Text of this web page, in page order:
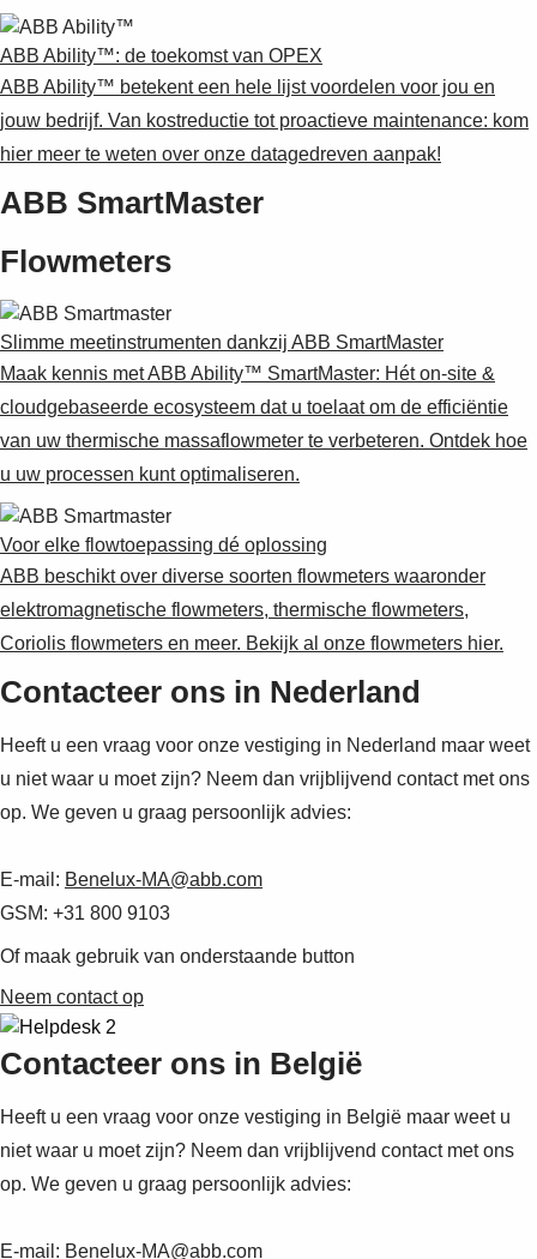
ABB Ability™: de toekomst van OPEX
ABB Ability™ betekent een hele lijst voordelen voor jou en
jouw bedrijf. Van kostreductie tot proactieve maintenance: kom
hier meer te weten over onze datagedreven aanpak!
ABB SmartMaster
Flowmeters
Slimme meetinstrumenten dankzij ABB SmartMaster
Maak kennis met ABB Ability™ SmartMaster: Hét on-site &
cloudgebaseerde ecosysteem dat u toelaat om de efficiëntie
van uw thermische massaflowmeter te verbeteren. Ontdek hoe
u uw processen kunt optimaliseren.
Voor elke flowtoepassing dé oplossing
ABB beschikt over diverse soorten flowmeters waaronder
elektromagnetische flowmeters, thermische flowmeters,
Coriolis flowmeters en meer. Bekijk al onze flowmeters hier.
Contacteer ons in Nederland
Heeft u een vraag voor onze vestiging in Nederland maar weet
u niet waar u moet zijn? Neem dan vrijblijvend contact met ons
op. We geven u graag persoonlijk advies:
E-mail: Benelux-MA@abb.com
GSM: +31 800 9103
Of maak gebruik van onderstaande button
Neem contact op
Contacteer ons in België
Heeft u een vraag voor onze vestiging in België maar weet u
niet waar u moet zijn? Neem dan vrijblijvend contact met ons
op. We geven u graag persoonlijk advies:
E-mail: Benelux-MA@abb.com